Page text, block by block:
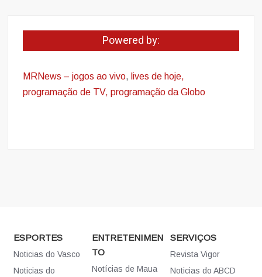
Powered by:
MRNews – jogos ao vivo, lives de hoje,
programação de TV, programação da Globo
ESPORTES
Noticias do Vasco
Noticias do
ENTRETENIMEN
TO
Notícias de Maua
SERVIÇOS
Revista Vigor
Noticias do ABCD